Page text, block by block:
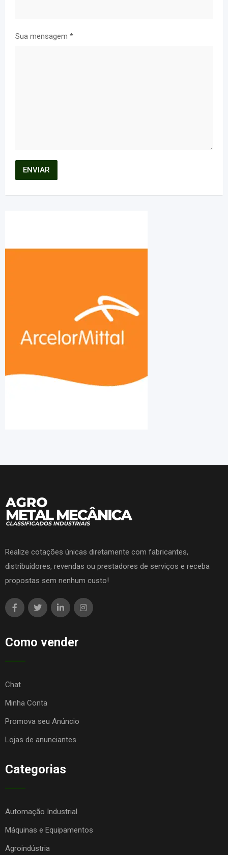
Sua mensagem *
Realize cotações únicas diretamente com fabricantes,
distribuidores, revendas ou prestadores de serviços e receba
propostas sem nenhum custo!
Como vender
Chat
Minha Conta
Promova seu Anúncio
Lojas de anunciantes
Categorias
Automação Industrial
Máquinas e Equipamentos
Agroindústria